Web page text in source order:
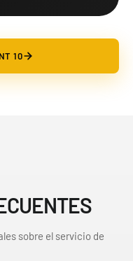
10
sobre el servicio de